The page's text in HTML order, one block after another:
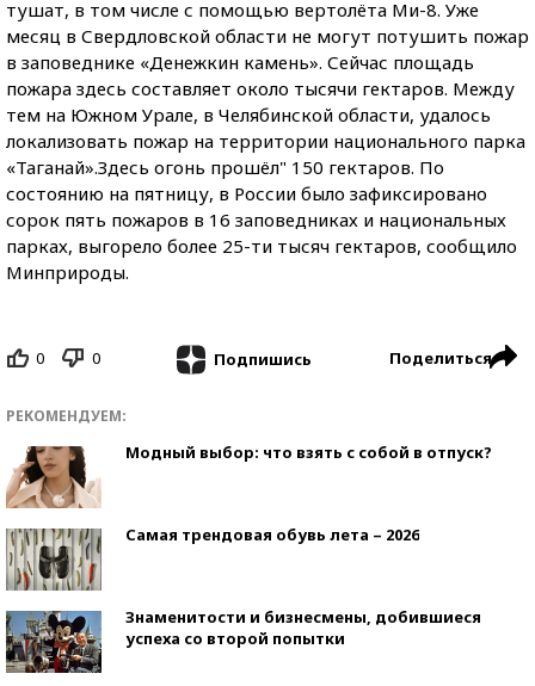
тушат, в том числе с помощью вертолёта Ми-8. Уже
месяц в Свердловской области не могут потушить пожар
в заповеднике «Денежкин камень». Сейчас площадь
пожара здесь составляет около тысячи гектаров. Между
тем на Южном Урале, в Челябинской области, удалось
локализовать пожар на территории национального парка
«Таганай».Здесь огонь прошёл" 150 гектаров. По
состоянию на пятницу, в России было зафиксировано
сорок пять пожаров в 16 заповедниках и национальных
парках, выгорело более 25-ти тысяч гектаров, сообщило
Минприроды.
0 0 Подпишись Поделиться
РЕКОМЕНДУЕМ:
Модный выбор: что взять с собой в отпуск?
Самая трендовая обувь лета – 2026
Знаменитости и бизнесмены, добившиеся
успеха со второй попытки